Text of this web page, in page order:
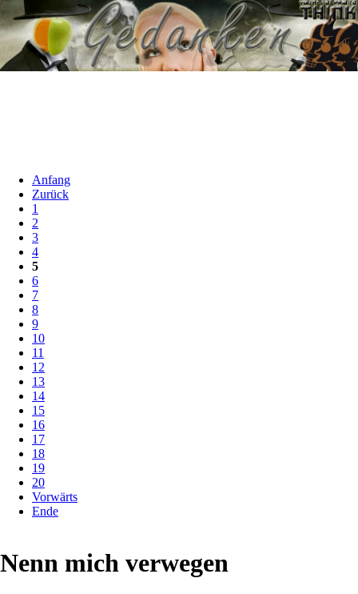
Anfang
Zurück
1
2
3
4
5
6
7
8
9
10
11
12
13
14
15
16
17
18
19
20
Vorwärts
Ende
Nenn mich verwegen